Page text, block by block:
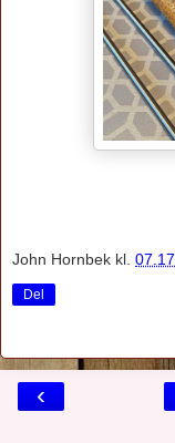
John Hornbek kl. 07.17
Del
‹